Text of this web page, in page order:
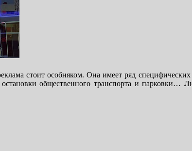
стоит особняком. Она имеет ряд
общественного транспорта и парковки…